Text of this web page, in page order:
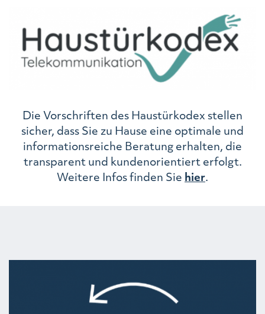
Die Vorschriften des Haustürkodex stellen
sicher, dass Sie zu Hause eine optimale und
informationsreiche Beratung erhalten, die
transparent und kundenorientiert erfolgt.
Weitere Infos finden Sie hier.